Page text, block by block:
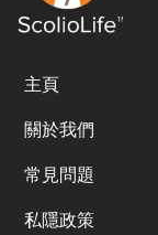
主頁
關於我們
常見問題
私隱政策